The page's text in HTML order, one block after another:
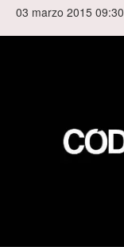
03 marzo 2015 09:30